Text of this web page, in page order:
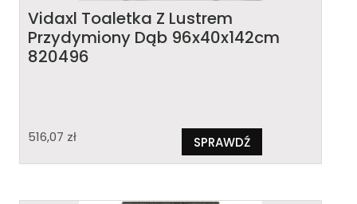
Vidaxl Toaletka Z Lustrem
Przydymiony Dąb 96x40x142cm
820496
516,07 zł SPRAWDŹ